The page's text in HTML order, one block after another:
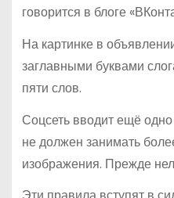
говорится в блоге
На картинке в
заглавными буквами
пяти слов.
Соцсеть вводит ещё
не должен занимать
изображения. Прежде